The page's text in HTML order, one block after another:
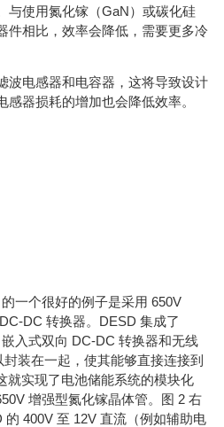
与使用氮化镓（GaN）或碳化硅
件相比，效率会降低，需要更多冷
波电感器和电容器，这将导致设计
器损耗的增加也会降低效率。
一个很好的例子是采用 650V
DC 转换器。DESD 集成了
入式双向 DC-DC 转换器和无线
装在一起，使其能够直接连接到
就实现了电池储能系统的模块化
增强型氮化镓晶体管。图 2 右
400V 至 12V 直流（例如辅助电